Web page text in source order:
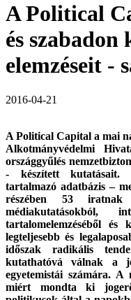
A Political
és
elemzéseit -
2016-04-21
A Political Capital a mai
Alkotmányvédelmi
országgyűlés
- készített kutatásait.
tartalmazó adatbázis –
részében 53
médiakutatásokból,
tartalomelemzéséből és
legteljesebb és
időszak radikális
kutathatóvá válnak a
egyetemistái számára. A
miért mondta ki